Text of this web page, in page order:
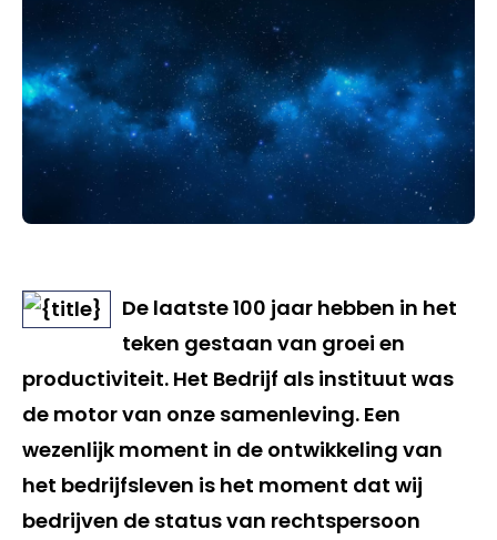
De laatste 100 jaar hebben in het
teken gestaan van groei en
productiviteit. Het Bedrijf als instituut was
de motor van onze samenleving. Een
wezenlijk moment in de ontwikkeling van
het bedrijfsleven is het moment dat wij
bedrijven de status van rechtspersoon